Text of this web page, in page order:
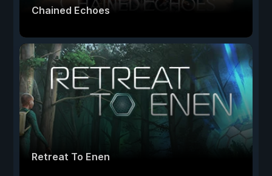
Chained Echoes
Retreat To Enen